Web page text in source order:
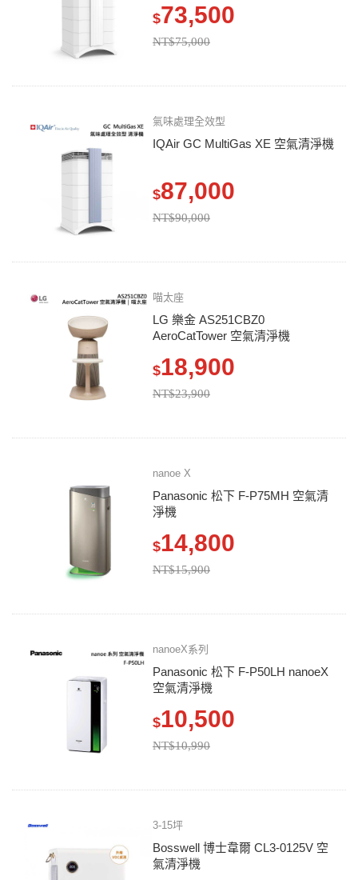
$73,500
NT$75,000
氣味處理全效型
IQAir GC MultiGas XE 空氣清淨機
$87,000
NT$90,000
喵太座
LG 樂金 AS251CBZ0
AeroCatTower 空氣清淨機
$18,900
NT$23,900
nanoe X
Panasonic 松下 F-P75MH 空氣清
淨機
$14,800
NT$15,900
nanoeX系列
Panasonic 松下 F-P50LH nanoeX
空氣清淨機
$10,500
NT$10,990
3-15坪
Bosswell 博士韋爾 CL3-0125V 空
氣清淨機